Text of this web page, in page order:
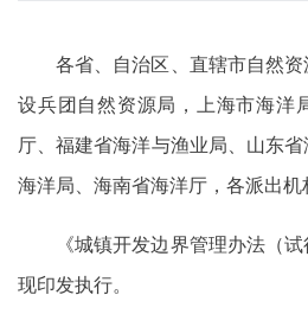
各省、自治区、直辖市自然
设兵团自然资源局，上海市海洋
厅、福建省海洋与渔业局、山东
海洋局、海南省海洋厅，各派出机
《城镇开发边界管理办法（
现印发执行。